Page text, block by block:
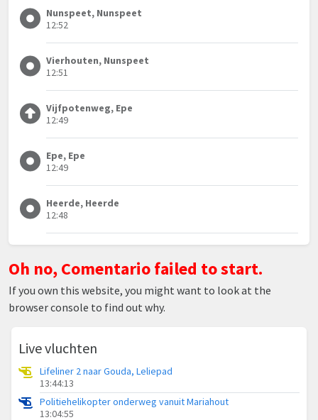
Nunspeet, Nunspeet
12:52
Vierhouten, Nunspeet
12:51
Vijfpotenweg, Epe
12:49
Epe, Epe
12:49
Heerde, Heerde
12:48
Oh no, Comentario failed to start.
If you own this website, you might want to look at the
browser console to find out why.
Live vluchten
Lifeliner 2 naar Gouda, Leliepad
13:44:13
Politiehelikopter onderweg vanuit Mariahout
13:04:55